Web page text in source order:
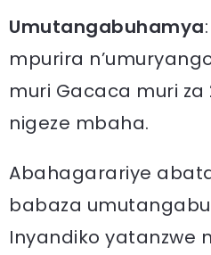
Umutangabuhamya
mpurira
muri Gacaca muri za
nigeze mbaha.
Abahagarariye
babaza
Inyandiko yatanzwe